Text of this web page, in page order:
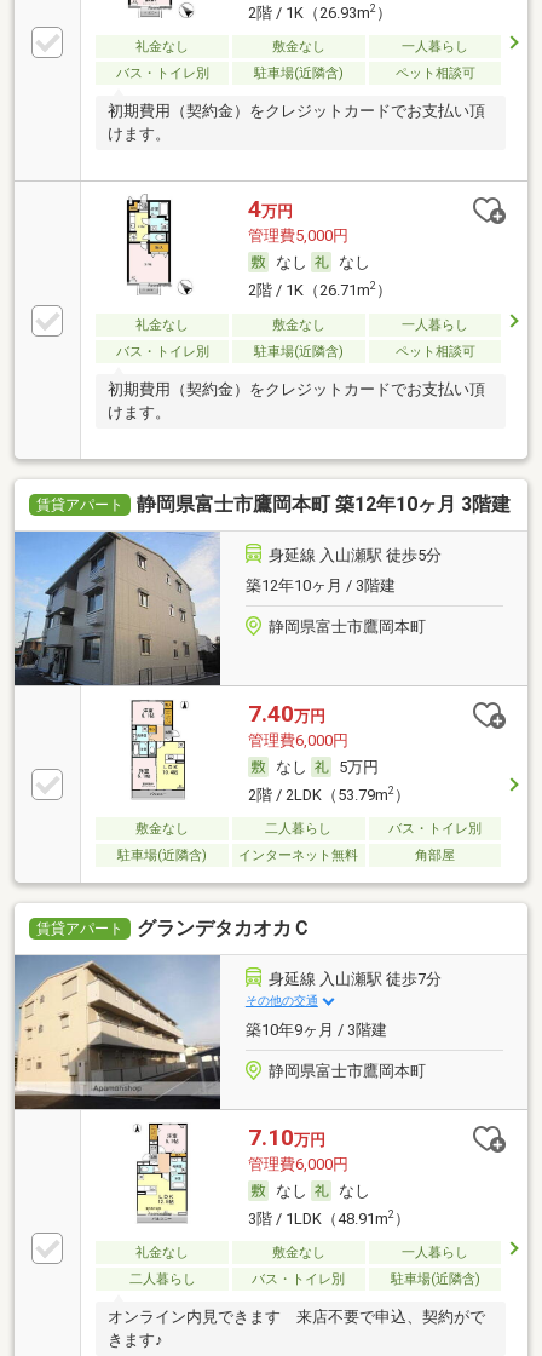
2階 / 1K（26.93m2）
礼金なし 敷金なし
一人暮らし
バス・トイレ別
駐車場(近隣含) ペット相談可
初期費用（契約金）をクレジットカードでお支払い頂
けます。
4万円
管理費5,000円
なし
なし
2階 / 1K（26.71m2）
礼金なし 敷金なし
一人暮らし
バス・トイレ別
駐車場(近隣含) ペット相談可
初期費用（契約金）をクレジットカードでお支払い頂
けます。
賃貸アパート 静岡県富士市鷹岡本町 築12年10ヶ月 3階建
身延線 入山瀬駅 徒歩5分
築12年10ヶ月 / 3階建
静岡県富士市鷹岡本町
7.40万円
管理費6,000円
なし
5万円
2階 / 2LDK（53.79m2）
敷金なし 二人暮らし
バス・トイレ別
駐車場(近隣含)
インターネット無料 角部屋
賃貸アパート グランデタカオカＣ
身延線 入山瀬駅 徒歩7分
その他の交通
築10年9ヶ月 / 3階建
静岡県富士市鷹岡本町
7.10万円
管理費6,000円
なし
なし
3階 / 1LDK（48.91m2）
礼金なし 敷金なし
一人暮らし
二人暮らし
バス・トイレ別 駐車場(近隣含)
オンライン内見できます 来店不要で申込、契約がで
きます♪